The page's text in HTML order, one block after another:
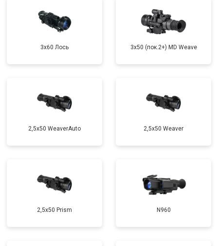
3x60 Лось 3x50 (пок.2+) MD Weave
2,5x50 WeaverAuto 2,5x50 Weaver
2,5x50 Prism N960